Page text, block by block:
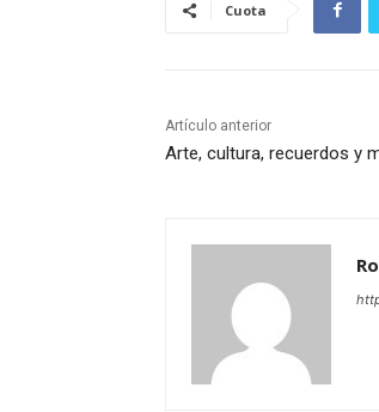
Cuota
Artículo anterior
Arte, cultura, recuerdos y